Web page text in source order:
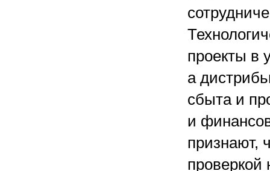
проекты в
а
сбыта и
и
признают,
проверкой